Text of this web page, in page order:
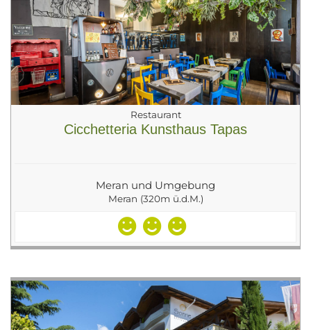
Restaurant
Cicchetteria Kunsthaus Tapas
Meran und Umgebung
Meran (320m ü.d.M.)